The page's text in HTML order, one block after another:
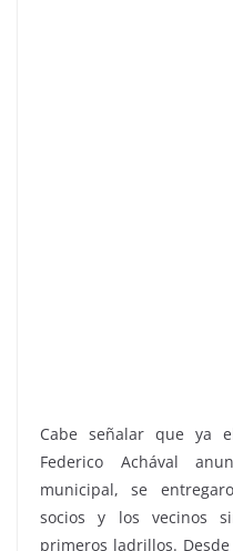
Cabe señalar que ya
Federico Achával
municipal, se
socios y los vecinos
primeros ladrillos.